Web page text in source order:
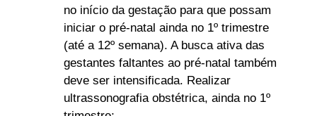
no início da gestação para que possam
iniciar o pré-natal ainda no 1º trimestre
(até a 12º semana). A busca ativa das
gestantes faltantes ao pré-natal também
deve ser intensificada. Realizar
ultrassonografia obstétrica, ainda no 1º